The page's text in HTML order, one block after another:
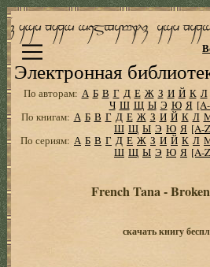
Электронная
По авторам: А Б В Г Д Е Ж З И Й К Л
Ч Ш Щ Ы Э Ю Я
По книгам: А Б В Г Д Е Ж З И Й К Л
Ш Щ Ы Э Ю Я [A-
По сериям: А Б В Г Д Е Ж З И Й К Л
Ш Щ Ы Э Ю Я [A-
French Tana -
скачать книгу